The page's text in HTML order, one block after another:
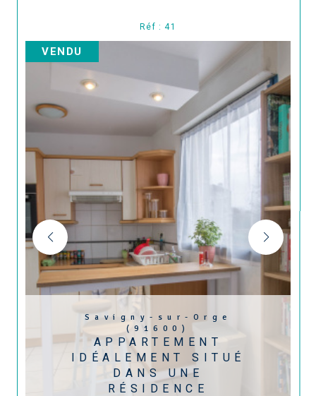
Réf : 41
VENDU
Savigny-sur-Orge
(91600)
APPARTEMENT
IDÉALEMENT SITUÉ
DANS UNE
RÉSIDENCE